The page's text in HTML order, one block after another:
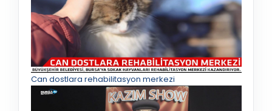
Can dostlara rehabilitasyon merkezi